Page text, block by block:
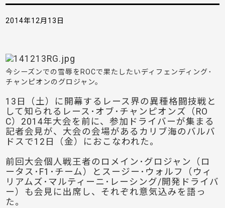
2014年12月13日
今シーズンでの雪辱をROCで果たしたいディフェンディング･
チャンピオンのグロジャン。
13日（土）に開幕するレース界の異種格闘技戦と
して知られるレース･オブ･チャンピオンズ（RO
C）2014年大会を前に、参加ドライバーが集まる
記者会見が、大会の会場があるカリブ海のバルバ
ドスで12日（金）におこなわれた。
前回大会個人戦王者のロメイン･グロジャン（ロ
ータス･F1･チーム）とスージー･ウォルフ（ウィ
リアムズ･マルティーニ･レーシング/開発ドライバ
ー）も会見に出席し、それぞれ意気込みを語っ
た。